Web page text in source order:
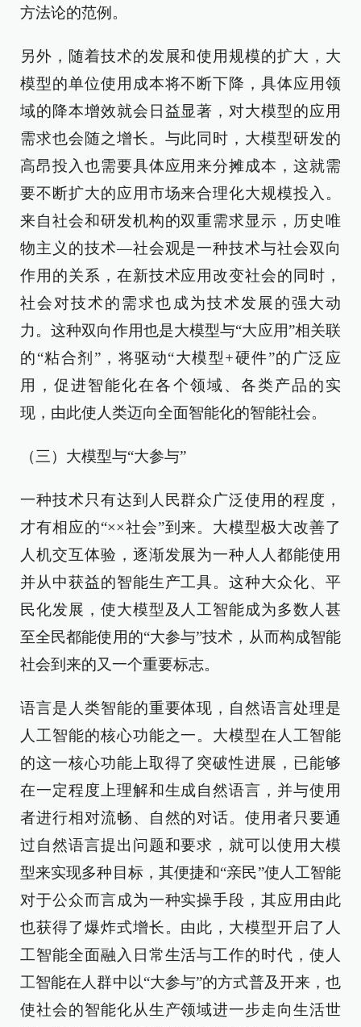
方法论的范例。
另外，随着技术的发展和使用规模的扩大，大
模型的单位使用成本将不断下降，具体应用领
域的降本增效就会日益显著，对大模型的应用
需求也会随之增长。与此同时，大模型研发的
高昂投入也需要具体应用来分摊成本，这就需
要不断扩大的应用市场来合理化大规模投入。
来自社会和研发机构的双重需求显示，历史唯
物主义的技术—社会观是一种技术与社会双向
作用的关系，在新技术应用改变社会的同时，
社会对技术的需求也成为技术发展的强大动
力。这种双向作用也是大模型与“大应用”相关联
的“粘合剂”，将驱动“大模型+硬件”的广泛应
用，促进智能化在各个领域、各类产品的实
现，由此使人类迈向全面智能化的智能社会。
（三）大模型与“大参与”
一种技术只有达到人民群众广泛使用的程度，
才有相应的“××社会”到来。大模型极大改善了
人机交互体验，逐渐发展为一种人人都能使用
并从中获益的智能生产工具。这种大众化、平
民化发展，使大模型及人工智能成为多数人甚
至全民都能使用的“大参与”技术，从而构成智能
社会到来的又一个重要标志。
语言是人类智能的重要体现，自然语言处理是
人工智能的核心功能之一。大模型在人工智能
的这一核心功能上取得了突破性进展，已能够
在一定程度上理解和生成自然语言，并与使用
者进行相对流畅、自然的对话。使用者只要通
过自然语言提出问题和要求，就可以使用大模
型来实现多种目标，其便捷和“亲民”使人工智能
对于公众而言成为一种实操手段，其应用由此
也获得了爆炸式增长。由此，大模型开启了人
工智能全面融入日常生活与工作的时代，使人
工智能在人群中以“大参与”的方式普及开来，也
使社会的智能化从生产领域进一步走向生活世